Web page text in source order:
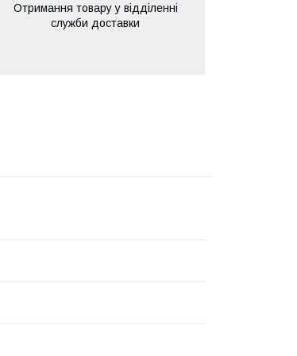
Отримання товару у відділенні
служби доставки